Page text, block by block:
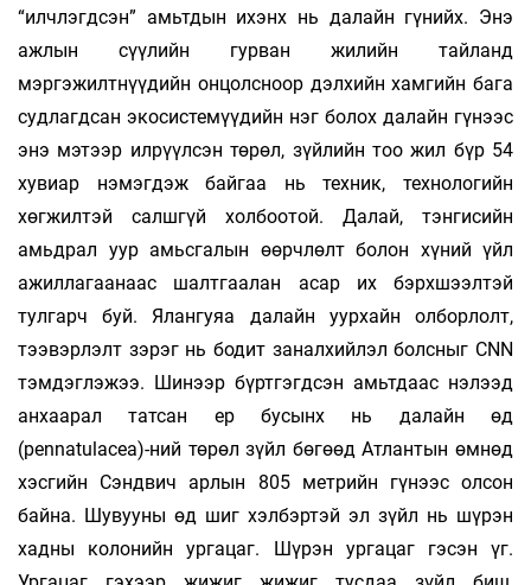
“илчлэгдсэн” амьтдын ихэнх нь далайн гүнийх. Энэ
ажлын сүүлийн гурван жилийн тайланд
мэргэжилтнүүдийн онцолсноор дэлхийн хамгийн бага
судлагдсан экосистемүүдийн нэг болох далайн гүнээс
энэ мэтээр илрүүлсэн төрөл, зүйлийн тоо жил бүр 54
хувиар нэмэгдэж байгаа нь техник, технологийн
хөгжилтэй салшгүй холбоотой. Далай, тэнгисийн
амьдрал уур амьсгалын өөрчлөлт болон хүний үйл
ажиллагаанаас шалтгаалан асар их бэрхшээлтэй
тулгарч буй. Ялангуяа далайн уурхайн олборлолт,
тээвэрлэлт зэрэг нь бодит заналхийлэл болсныг CNN
тэмдэглэжээ. Шинээр бүртгэгдсэн амьтдаас нэлээд
анхаарал татсан ер бусынх нь далайн өд
(рennatulacea)-ний төрөл зүйл бөгөөд Атлантын өмнөд
хэсгийн Сэндвич арлын 805 метрийн гүнээс олсон
байна. Шувууны өд шиг хэлбэртэй эл зүйл нь шүрэн
хадны колонийн ургацаг. Шүрэн ургацаг гэсэн үг.